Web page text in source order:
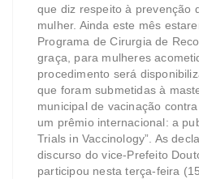
que diz respeito à prevenção
mulher. Ainda este mês
Programa de Cirurgia de
graça, para mulheres
procedimento será
que foram submetidas à
municipal de vacinação
um prêmio internacional: a
Trials in Vaccinology”. As
discurso do vice-Prefeito
participou nesta terça-feira